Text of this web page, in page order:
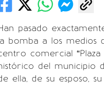
pasado
bomba a los medios
comercial
del municipio
ella, de su esposo,